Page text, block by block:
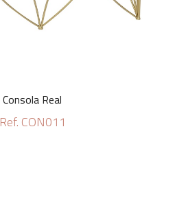
Consola Real
Ref. CON011